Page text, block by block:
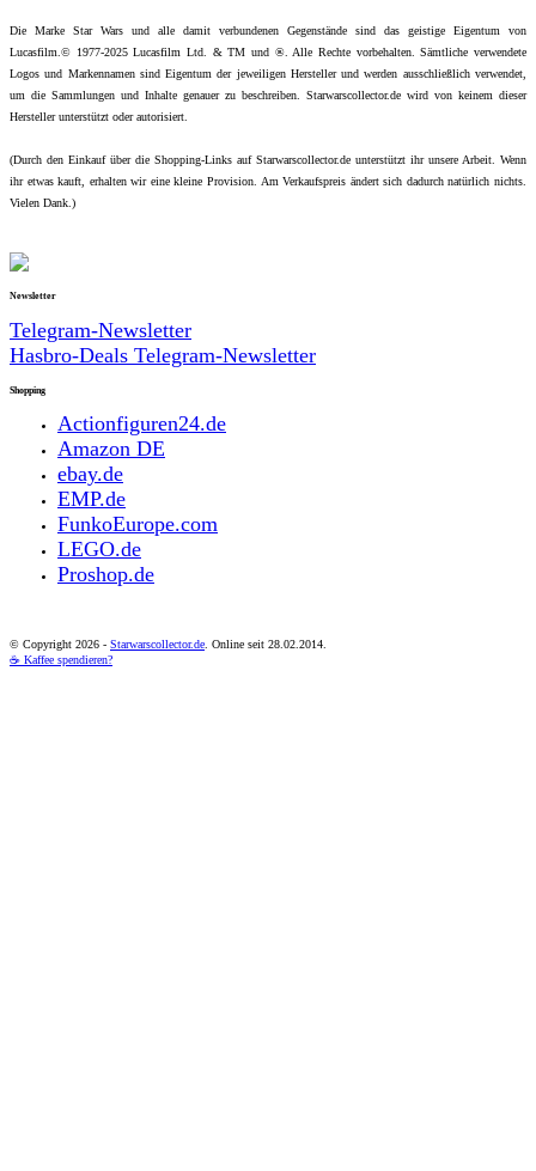
Die Marke Star Wars und alle damit verbundenen Gegenstände sind das geistige Eigentum von
Lucasfilm.© 1977-2025 Lucasfilm Ltd. & TM und ®. Alle Rechte vorbehalten. Sämtliche verwendete
Logos und Markennamen sind Eigentum der jeweiligen Hersteller und werden ausschließlich verwendet,
um die Sammlungen und Inhalte genauer zu beschreiben. Starwarscollector.de wird von keinem dieser
Hersteller unterstützt oder autorisiert.
(Durch den Einkauf über die Shopping-Links auf Starwarscollector.de unterstützt ihr unsere Arbeit. Wenn
ihr etwas kauft, erhalten wir eine kleine Provision. Am Verkaufspreis ändert sich dadurch natürlich nichts.
Vielen Dank.)
Newsletter
Telegram-Newsletter
Hasbro-Deals Telegram-Newsletter
Shopping
Actionfiguren24.de
Amazon DE
ebay.de
EMP.de
FunkoEurope.com
LEGO.de
Proshop.de
© Copyright 2026 - Starwarscollector.de. Online seit 28.02.2014.
☕ Kaffee spendieren?